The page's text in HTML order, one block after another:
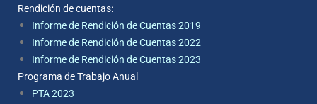
Rendición de cuentas:
Informe de Rendición de Cuentas 2019
Informe de Rendición de Cuentas 2022
Informe de Rendición de Cuentas 2023
Programa de Trabajo Anual
PTA 2023